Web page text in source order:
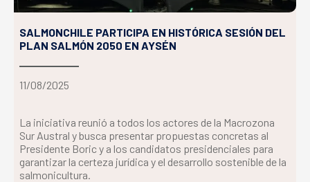
SALMONCHILE PARTICIPA EN HISTÓRICA SESIÓN DEL
PLAN SALMÓN 2050 EN AYSÉN
11/08/2025
La iniciativa reunió a todos los actores de la Macrozona
Sur Austral y busca presentar propuestas concretas al
Presidente Boric y a los candidatos presidenciales para
garantizar la certeza jurídica y el desarrollo sostenible de la
salmonicultura.